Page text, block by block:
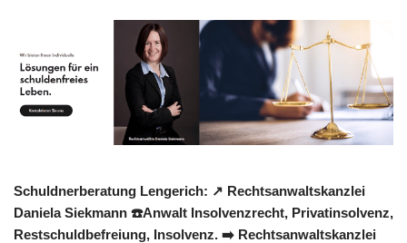
Schuldnerberatung Lengerich: ↗️ Rechtsanwaltskanzlei
Daniela Siekmann ☎️Anwalt Insolvenzrecht, Privatinsolvenz,
Restschuldbefreiung, Insolvenz. ➡️ Rechtsanwaltskanzlei